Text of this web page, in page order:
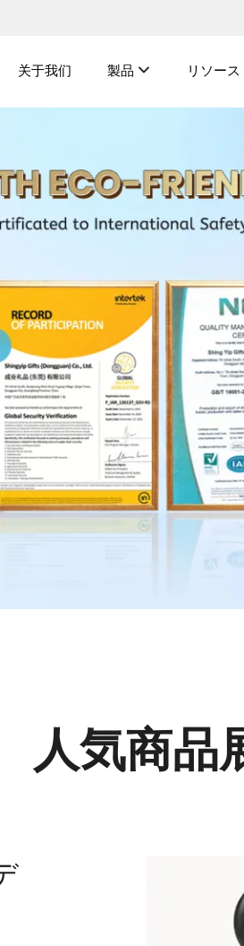
关于我们 製品 リソース
人気商品